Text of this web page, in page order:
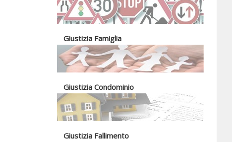
Giustizia Famiglia
Giustizia Condominio
Giustizia Fallimento